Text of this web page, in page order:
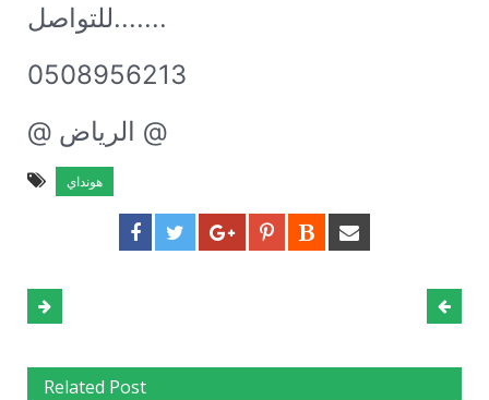
للتواصل.......
0508956213
@ الرياض @
هونداي
Related Post